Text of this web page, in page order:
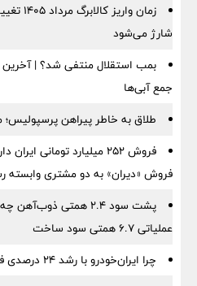
زمان
شارژ می‌شود
بمب استقلال منتفی شد؟ | آخرین
جمع آبی‌ها
طلاق به خاطر پیراهن
فروش ۲۵۲ میلیارد تومانی
فروش «دیران» به دو مشتری وابسته
پشت سود ۲.۴ همتی
عملیاتی ۶.۷ همتی سود ساخت
چرا ایران‌خودرو با رشد ۲۴ درصدی فروش، ۲۲.۵ همت زیان ساخت؟